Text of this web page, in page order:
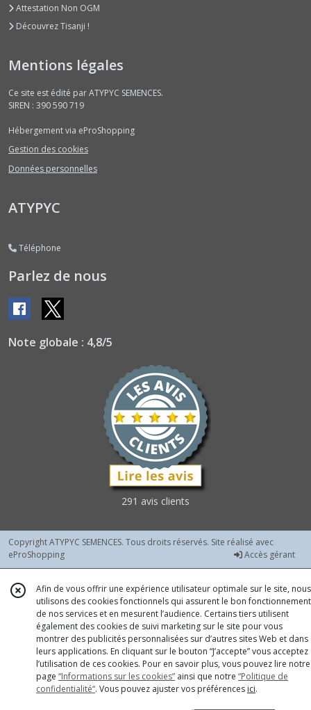
(2)
(1)
Céleris
Cerfeuils
(4)
Chénopodes
Diverses
graines
(2)
graines
nues
(5)
Chicorées
Diverses
Vertes
-
graines
nues
(4)
Attestation Non OGM
Découvrez Tisanji !
Mentions légales
Ce site est édité par ATYPYC SEMENCES.
SIREN : 390 590 719
Hébergement via eProShopping
Gestion des cookies
Données personnelles
ATYPYC
Téléphone
Parlez de nous
Note globale : 4,8/5
291 avis clients
Copyright ATYPYC SEMENCES. Tous droits réservés. Site réalisé avec
eProShopping
Accès gérant
Afin de vous offrir une expérience utilisateur optimale sur le site, nous
utilisons des cookies fonctionnels qui assurent le bon fonctionnement
de nos services et en mesurent l’audience. Certains tiers utilisent
également des cookies de suivi marketing sur le site pour vous
montrer des publicités personnalisées sur d’autres sites Web et dans
leurs applications. En cliquant sur le bouton “J’accepte” vous acceptez
l’utilisation de ces cookies. Pour en savoir plus, vous pouvez lire notre
page “Informations sur les cookies” ainsi que notre “Politique de
confidentialité“. Vous pouvez ajuster vos préférences ici.